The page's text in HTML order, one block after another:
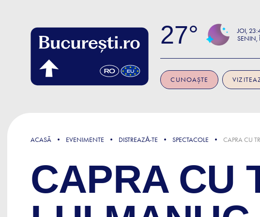
27 JOI
SENIN,
CUNOAȘTE
ACASĂ EVENIMENTE DISTREAZǍ-TE SPECTACOLE CAPRA CU
CAPRA CU